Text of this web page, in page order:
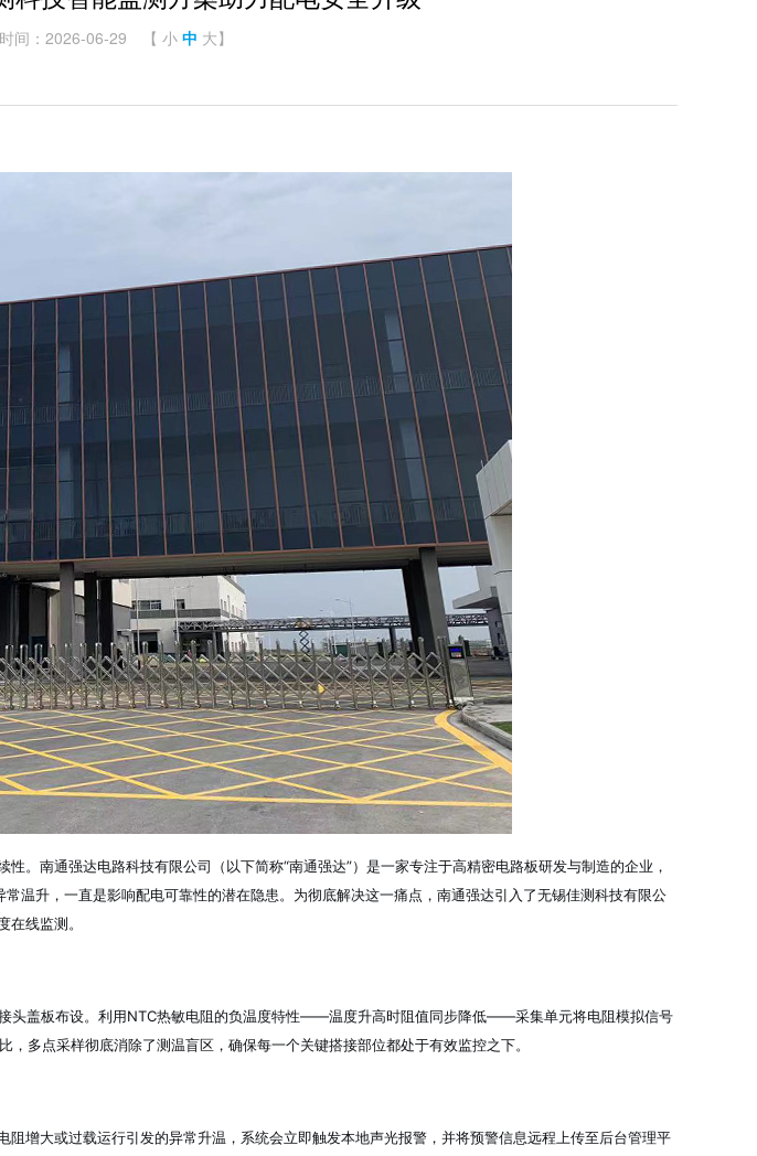
间：2026-06-29 【 小 中 大】
南通强达电路科技有限公司（以下简称“南通强达”）是一家专注于高精密电路板研发与制造的企业，
温升，一直是影响配电可靠性的潜在隐患。为彻底解决这一痛点，南通强达引入了无锡佳测科技有限公
线监测。
盖板布设。利用NTC热敏电阻的负温度特性——温度升高时阻值同步降低——采集单元将电阻模拟信号
多点采样彻底消除了测温盲区，确保每一个关键搭接部位都处于有效监控之下。
大或过载运行引发的异常升温，系统会立即触发本地声光报警，并将预警信息远程上传至后台管理平